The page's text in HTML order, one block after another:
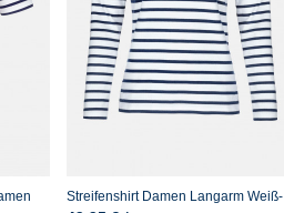
Streifenshirt Damen Langarm Weiß-